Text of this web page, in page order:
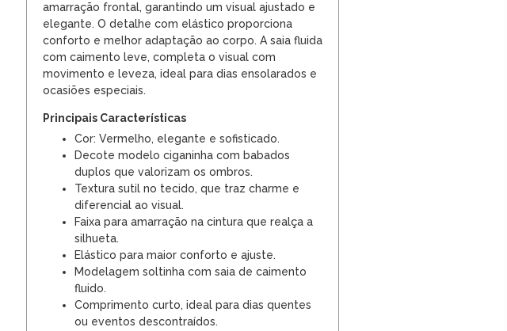
amarração frontal, garantindo um visual ajustado e
elegante. O detalhe com elástico proporciona
conforto e melhor adaptação ao corpo. A saia fluida
com caimento leve, completa o visual com
movimento e leveza, ideal para dias ensolarados e
ocasiões especiais.
Principais Características
Cor: Vermelho, elegante e sofisticado.
Decote modelo ciganinha com babados
duplos que valorizam os ombros.
Textura sutil no tecido, que traz charme e
diferencial ao visual.
Faixa para amarração na cintura que realça a
silhueta.
Elástico para maior conforto e ajuste.
Modelagem soltinha com saia de caimento
fluido.
Comprimento curto, ideal para dias quentes
ou eventos descontraídos.